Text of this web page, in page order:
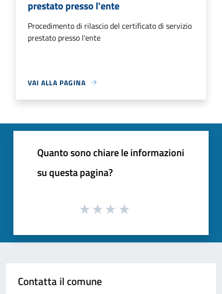
prestato presso l'ente
Procedimento di rilascio del certificato di servizio
prestato presso l'ente
VAI ALLA PAGINA
Quanto sono chiare le informazioni
su questa pagina?
Contatta il comune